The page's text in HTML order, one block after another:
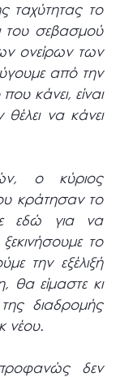
ταχύτητας το
του σεβασμού
ονείρων των
από την
κάνει, είναι
να κάνει
ο κύριος
κράτησαν το
εδώ για να
το
την εξέλιξή
θα είμαστε κι
διαδρομής
νέου.
δεν